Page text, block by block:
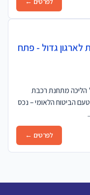
לארגון גדול - פתח
מרטין גהל, פתח תקווה 5 דק' הליכה מתחנת רכבת
הביטוח הלאומי – נכס
לפרטים ←